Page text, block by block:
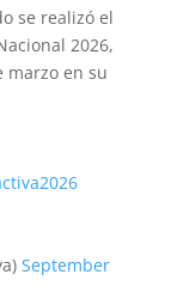
se realizó el
2026,
marzo en su
September